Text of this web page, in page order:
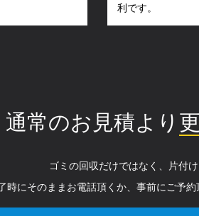
利です。
通常のお見積より
ゴミの回収だけではなく、片付
時にそのままお電話頂くか、事前にご予